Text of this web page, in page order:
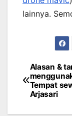
lainnya.
Post
Alasan &
Tempat
Arjasari